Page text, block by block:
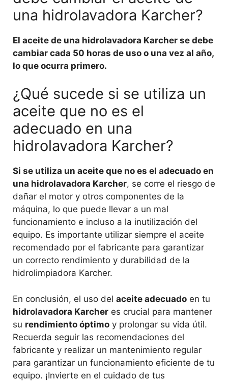
una hidrolavadora Karcher?
El aceite de una hidrolavadora Karcher se debe
cambiar cada 50 horas de uso o una vez al año,
lo que ocurra primero.
¿Qué sucede si se utiliza un
aceite que no es el
adecuado en una
hidrolavadora Karcher?
Si se utiliza un aceite que no es el adecuado en
una hidrolavadora Karcher, se corre el riesgo de
dañar el motor y otros componentes de la
máquina, lo que puede llevar a un mal
funcionamiento e incluso a la inutilización del
equipo. Es importante utilizar siempre el aceite
recomendado por el fabricante para garantizar
un correcto rendimiento y durabilidad de la
hidrolimpiadora Karcher.
En conclusión, el uso del aceite adecuado en tu
hidrolavadora Karcher es crucial para mantener
su rendimiento óptimo y prolongar su vida útil.
Recuerda seguir las recomendaciones del
fabricante y realizar un mantenimiento regular
para garantizar un funcionamiento eficiente de tu
equipo. ¡Invierte en el cuidado de tus